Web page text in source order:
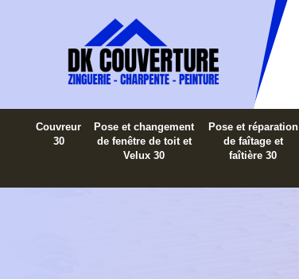
Couvreur
30
Pose et changement
de fenêtre de toit et
Velux 30
Pose et réparation
de faîtage et
faîtière 30